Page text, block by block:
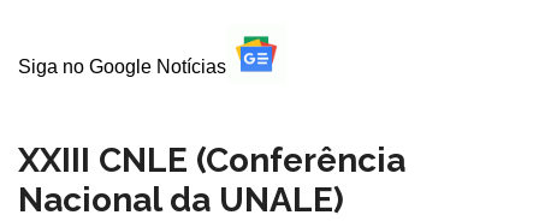
Siga no Google Notícias
XXIII CNLE (Conferência
Nacional da UNALE)